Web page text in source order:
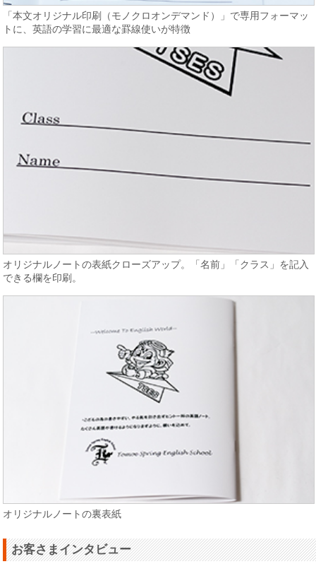
「本文オリジナル印刷（モノクロオンデマンド）」で専用フォーマッ
トに、英語の学習に最適な罫線使いが特徴
オリジナルノートの表紙クローズアップ。「名前」「クラス」を記入
できる欄を印刷。
オリジナルノートの裏表紙
お客さまインタビュー